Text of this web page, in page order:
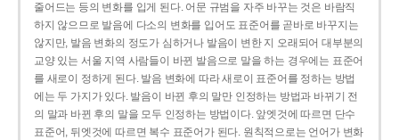
줄어드는 등의 변화를 입게 된다. 어문 규범을 자주 바꾸는 것은 바람직
하지 않으므로 발음에 다소의 변화를 입어도 표준어를 곧바로 바꾸지는
않지만, 발음 변화의 정도가 심하거나 발음이 변한 지 오래되어 대부분의
교양 있는 서울 지역 사람들이 바뀐 발음으로 말을 하는 경우에는 표준어
를 새로이 정하게 된다. 발음 변화에 따라 새로이 표준어를 정하는 방법
에는 두 가지가 있다. 발음이 바뀐 후의 말만 인정하는 방법과 바뀌기 전
의 말과 바뀐 후의 말을 모두 인정하는 방법이다. 앞엣것에 따르면 단수
표준어, 뒤엣것에 따르면 복수 표준어가 된다. 원칙적으로는 언어가 변화